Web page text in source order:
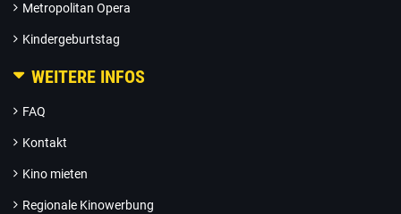
Metropolitan Opera
Kindergeburtstag
WEITERE INFOS
FAQ
Kontakt
Kino mieten
Regionale Kinowerbung